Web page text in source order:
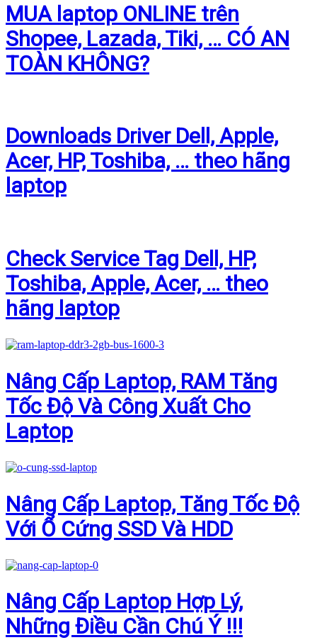
MUA laptop ONLINE trên
Shopee, Lazada, Tiki, … CÓ AN
TOÀN KHÔNG?
Downloads Driver Dell, Apple,
Acer, HP, Toshiba, … theo hãng
laptop
Check Service Tag Dell, HP,
Toshiba, Apple, Acer, … theo
hãng laptop
Nâng Cấp Laptop, RAM Tăng
Tốc Độ Và Công Xuất Cho
Laptop
Nâng Cấp Laptop, Tăng Tốc Độ
Với Ổ Cứng SSD Và HDD
Nâng Cấp Laptop Hợp Lý,
Những Điều Cần Chú Ý !!!